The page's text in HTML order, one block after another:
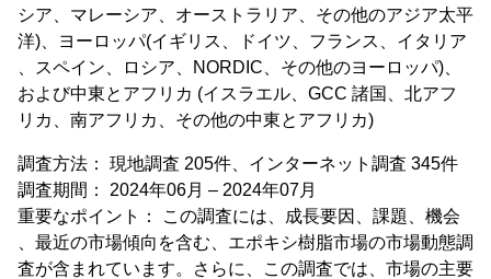
シア、マレーシア、オーストラリア、その他のアジア太平
洋)、ヨーロッパ(イギリス、ドイツ、フランス、イタリア
、スペイン、ロシア、NORDIC、その他のヨーロッパ)、
および中東とアフリカ (イスラエル、GCC 諸国、北アフ
リカ、南アフリカ、その他の中東とアフリカ)
調査方法： 現地調査 205件、インターネット調査 345件
調査期間： 2024年06月 – 2024年07月
重要なポイント： この調査には、成長要因、課題、機会
、最近の市場傾向を含む、エポキシ樹脂市場の市場動態調
査が含まれています。さらに、この調査では、市場の主要